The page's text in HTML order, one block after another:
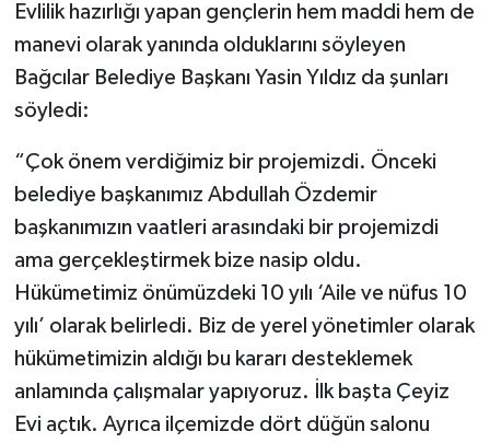
Evlilik hazırlığı yapan gençlerin hem maddi hem de
manevi olarak yanında olduklarını söyleyen
Bağcılar Belediye Başkanı Yasin Yıldız da şunları
söyledi:
“Çok önem verdiğimiz bir projemizdi. Önceki
belediye başkanımız Abdullah Özdemir
başkanımızın vaatleri arasındaki bir projemizdi
ama gerçekleştirmek bize nasip oldu.
Hükümetimiz önümüzdeki 10 yılı ‘Aile ve nüfus 10
yılı’ olarak belirledi. Biz de yerel yönetimler olarak
hükümetimizin aldığı bu kararı desteklemek
anlamında çalışmalar yapıyoruz. İlk başta Çeyiz
Evi açtık. Ayrıca ilçemizde dört düğün salonu